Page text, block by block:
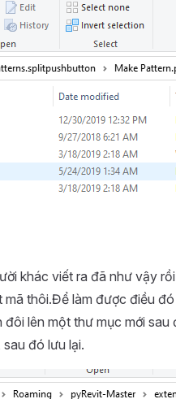
khác viết ra đã như vậy
thôi.Để làm được điều đó
đôi lên một thư mục mới sau
đó lưu lại.